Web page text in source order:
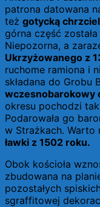
patrona datowana
też gotycką
górna część
Niepozorna, a
Ukrzyżowanego z
ruchome ramiona i
składana do Grobu
wczesnobarokowy
okresu pochodzi
Podarowała go
w Strażkach. Warto
ławki z 1502 roku.
Obok kościoła
zbudowana na
pozostałych
sgraffitowej